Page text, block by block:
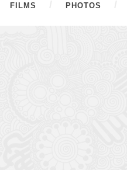
FILMS PHOTOS